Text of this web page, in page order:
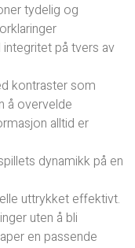
tydelig og
på tvers av
kontraster som
å overvelde
alltid er
dynamikk på en
uttrykket effektivt.
uten å bli
en passende